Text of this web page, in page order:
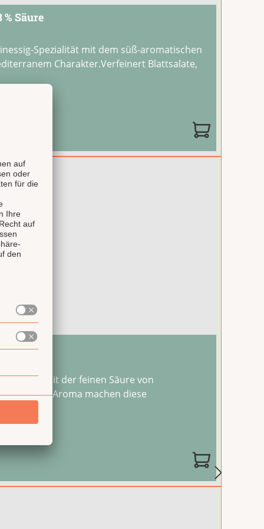
Säure
Spezialität mit dem süß-aromatischen
Charakter.Verfeinert Blattsalate,
Säure
Datteln mit der feinen Säure von
Aroma machen diese